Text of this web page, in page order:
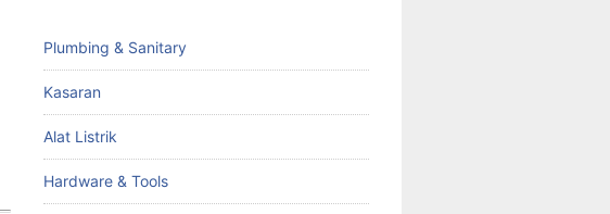
Plumbing & Sanitary
Kasaran
Alat Listrik
Hardware & Tools